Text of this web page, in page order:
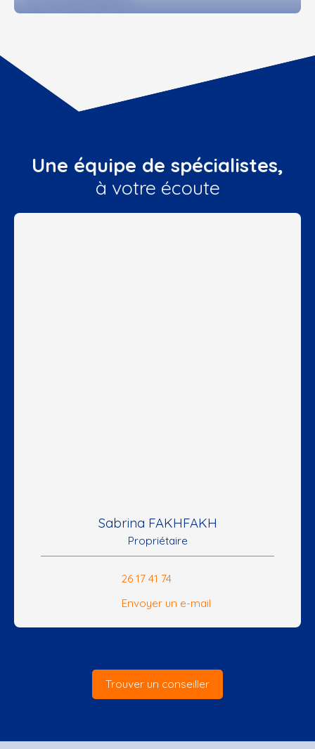
Une équipe de spécialistes,
à votre écoute
Sabrina FAKHFAKH
Propriétaire
26 17 41 74
Envoyer un e-mail
Trouver un conseiller